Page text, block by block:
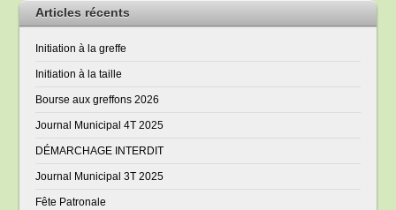
Articles récents
Initiation à la greffe
Initiation à la taille
Bourse aux greffons 2026
Journal Municipal 4T 2025
DÉMARCHAGE INTERDIT
Journal Municipal 3T 2025
Fête Patronale